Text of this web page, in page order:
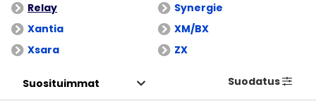
Relay
Synergie
Xantia
XM/BX
Xsara
ZX
Suodatus